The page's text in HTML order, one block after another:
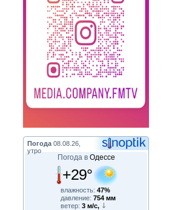
Погода 08.08.26,
утро
Погода в Одессе
+29°
влажность: 47%
давление: 754 мм
ветер: 3 м/с,